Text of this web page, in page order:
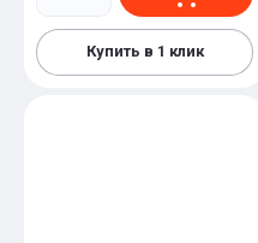
Купить в 1 клик